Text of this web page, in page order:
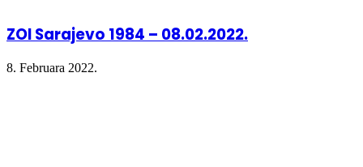
ZOI Sarajevo 1984 – 08.02.2022.
8. Februara 2022.